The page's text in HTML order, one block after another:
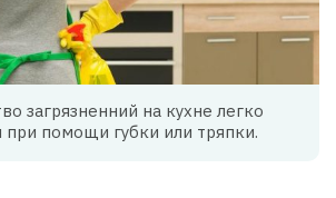
загрязненний на кухне легко
при помощи губки или тряпки.